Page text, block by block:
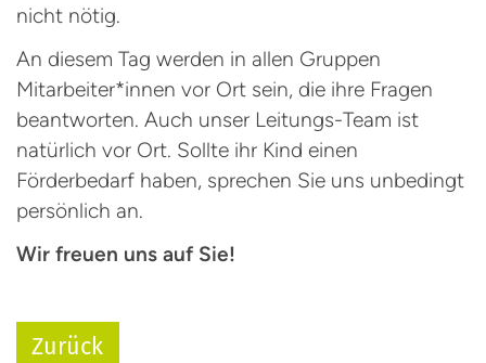
nicht nötig.
An diesem Tag werden in allen Gruppen
Mitarbeiter*innen vor Ort sein, die ihre Fragen
beantworten. Auch unser Leitungs-Team ist
natürlich vor Ort. Sollte ihr Kind einen
Förderbedarf haben, sprechen Sie uns unbedingt
persönlich an.
Wir freuen uns auf Sie!
Zurück